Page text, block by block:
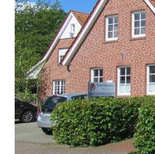
Labor
Notdienst
Jobs & Praktikum